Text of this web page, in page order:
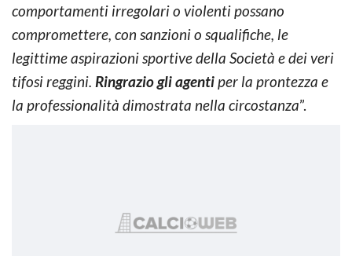
comportamenti irregolari o violenti possano
compromettere, con sanzioni o squalifiche, le
legittime aspirazioni sportive della Società e dei veri
tifosi reggini. Ringrazio gli agentiper la prontezza e
la professionalità dimostrata nella circostanza”.